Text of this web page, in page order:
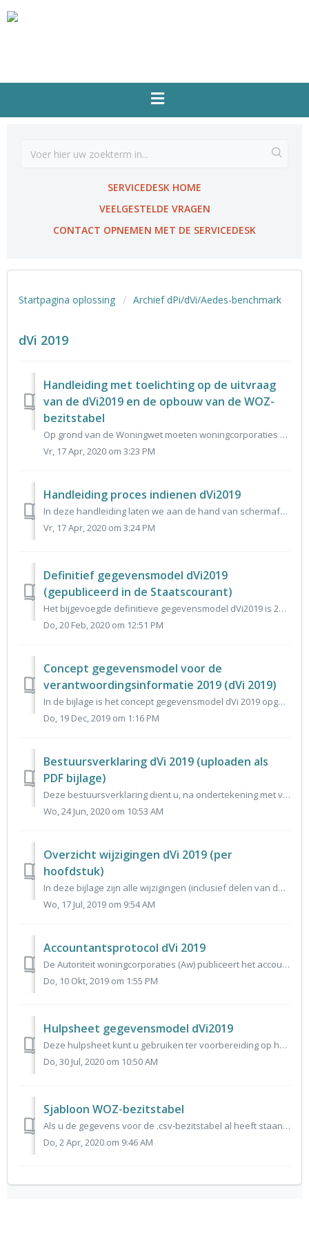
SERVICEDESK HOME
VEELGESTELDE VRAGEN
CONTACT OPNEMEN MET DE SERVICEDESK
Startpagina oplossing Archief dPi/dVi/Aedes-benchmark
dVi 2019
Handleiding met toelichting op de uitvraag
van de dVi2019 en de opbouw van de WOZ-
bezitstabel
Op grond van de Woningwet moeten woningcorporaties financiële en niet-financiële (verantwoordings)informatie aanleveren. Via het SBR-wonen portaal worden de...
Vr, 17 Apr, 2020 om 3:23 PM
Handleiding proces indienen dVi2019
In deze handleiding laten we aan de hand van schermafbeeldingen zien welke stappen u moet doorlopen voor het valideren van de WOZ-bezitstabel (stap 2) en ve...
Vr, 17 Apr, 2020 om 3:24 PM
Definitief gegevensmodel dVi2019
(gepubliceerd in de Staatscourant)
Het bijgevoegde definitieve gegevensmodel dVi2019 is 20 februari 2020 in de Staatscourant gepubliceerd.Het dVi-model is mede dankzij de Stuurgroep VIW en in...
Do, 20 Feb, 2020 om 12:51 PM
Concept gegevensmodel voor de
verantwoordingsinformatie 2019 (dVi 2019)
In de bijlage is het concept gegevensmodel dVi 2019 opgenomen. Het model is afgestemd in de Expertgroep. Hierin bespreken vertegenwoordigers van Aedes en ee...
Do, 19 Dec, 2019 om 1:16 PM
Bestuursverklaring dVi 2019 (uploaden als
PDF bijlage)
Deze bestuursverklaring dient u, na ondertekening met vermelding van naam conform statutaire bevoegdheid, als pdf bijlage bij verzending van het bestand bij...
Wo, 24 Jun, 2020 om 10:53 AM
Overzicht wijzigingen dVi 2019 (per
hoofdstuk)
In deze bijlage zijn alle wijzigingen (inclusief delen van de uitvraag die vervallen) van dVi 2019 ten opzichte van dVi 2018 opgenomen.
Wo, 17 Jul, 2019 om 9:54 AM
Accountantsprotocol dVi 2019
De Autoriteit woningcorporaties (Aw) publiceert het accountantsprotocol woningcorporaties over verslagjaar 2019. In het protocol stelt de Aw eisen aan de we...
Do, 10 Okt, 2019 om 1:55 PM
Hulpsheet gegevensmodel dVi2019
Deze hulpsheet kunt u gebruiken ter voorbereiding op het invoeren van de dVi2019 gegevens in het portaal
Do, 30 Jul, 2020 om 10:50 AM
Sjabloon WOZ-bezitstabel
Als u de gegevens voor de .csv-bezitstabel al heeft staan in een .csv-bestand, dan kunt u voor de controle van de gegevens het sjabloon van de WOZ-bezitstab...
Do, 2 Apr, 2020 om 9:46 AM